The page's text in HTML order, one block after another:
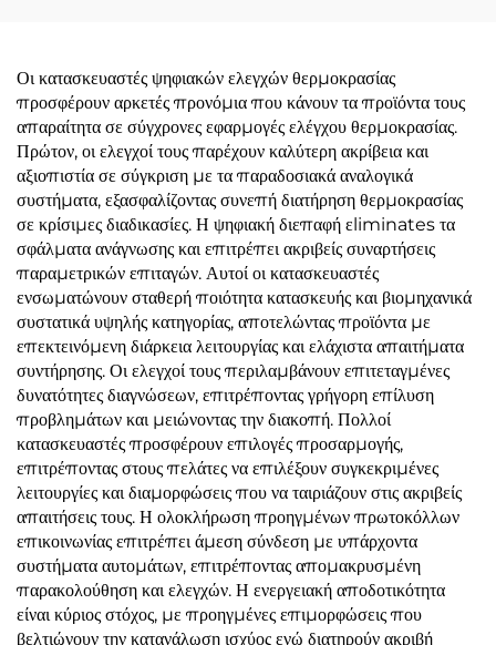
Οι κατασκευαστές ψηφιακών ελεγχών θερμοκρασίας
προσφέρουν αρκετές προνόμια που κάνουν τα προϊόντα τους
απαραίτητα σε σύγχρονες εφαρμογές ελέγχου θερμοκρασίας.
Πρώτον, οι ελεγχοί τους παρέχουν καλύτερη ακρίβεια και
αξιοπιστία σε σύγκριση με τα παραδοσιακά αναλογικά
συστήματα, εξασφαλίζοντας συνεπή διατήρηση θερμοκρασίας
σε κρίσιμες διαδικασίες. Η ψηφιακή διεπαφή εliminates τα
σφάλματα ανάγνωσης και επιτρέπει ακριβείς συναρτήσεις
παραμετρικών επιταγών. Αυτοί οι κατασκευαστές
ενσωματώνουν σταθερή ποιότητα κατασκευής και βιομηχανικά
συστατικά υψηλής κατηγορίας, αποτελώντας προϊόντα με
επεκτεινόμενη διάρκεια λειτουργίας και ελάχιστα απαιτήματα
συντήρησης. Οι ελεγχοί τους περιλαμβάνουν επιτεταγμένες
δυνατότητες διαγνώσεων, επιτρέποντας γρήγορη επίλυση
προβλημάτων και μειώνοντας την διακοπή. Πολλοί
κατασκευαστές προσφέρουν επιλογές προσαρμογής,
επιτρέποντας στους πελάτες να επιλέξουν συγκεκριμένες
λειτουργίες και διαμορφώσεις που να ταιριάζουν στις ακριβείς
απαιτήσεις τους. Η ολοκλήρωση προηγμένων πρωτοκόλλων
επικοινωνίας επιτρέπει άμεση σύνδεση με υπάρχοντα
συστήματα αυτομάτων, επιτρέποντας απομακρυσμένη
παρακολούθηση και ελεγχών. Η ενεργειακή αποδοτικότητα
είναι κύριος στόχος, με προηγμένες επιμορφώσεις που
βελτιώνουν την κατανάλωση ισχύος ενώ διατηρούν ακριβή